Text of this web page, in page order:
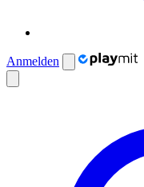
Anmelden